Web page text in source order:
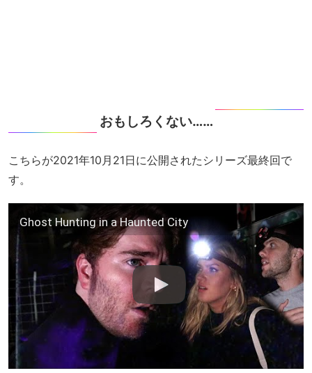
おもしろくない……
こちらが2021年10月21日に公開されたシリーズ最終回で
す。
Ghost Hunting in a Haunted City